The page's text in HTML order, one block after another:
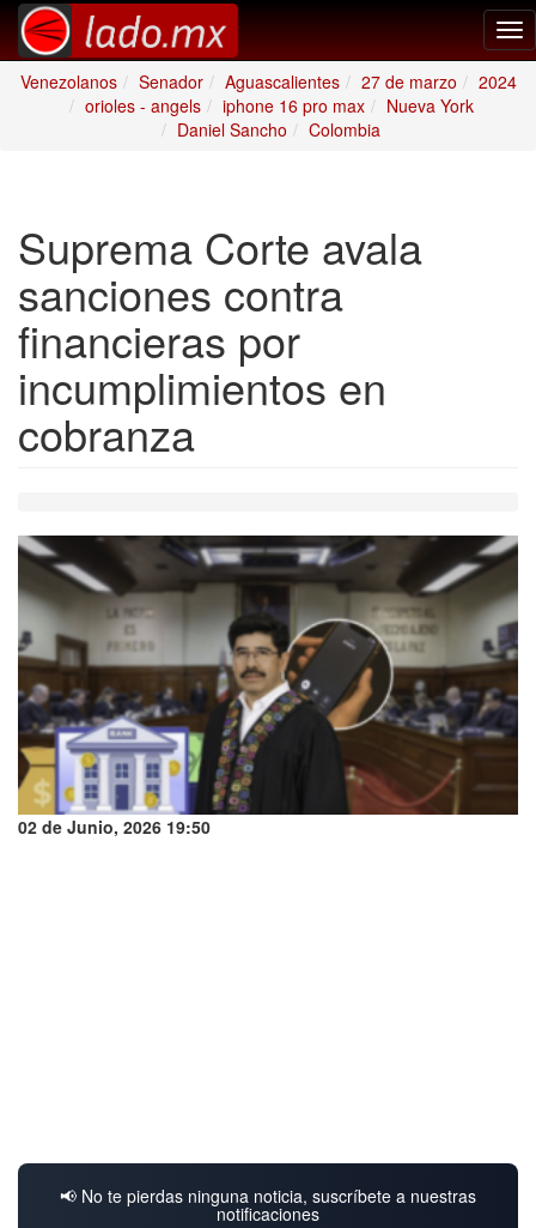
Venezolanos
Senador Aguascalientes 27 de marzo
2024
orioles - angels
iphone 16 pro max
Nueva York
Daniel Sancho
Colombia
Suprema Corte avala
sanciones contra
financieras por
incumplimientos en
cobranza
02 de Junio, 2026 19:50
📢 No te pierdas ninguna noticia, suscríbete a nuestras
notificaciones